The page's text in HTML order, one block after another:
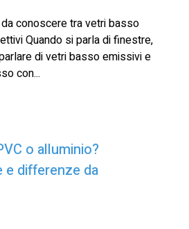
conoscere tra vetri basso
Quando si parla di finestre,
di vetri basso emissivi e
con...
o alluminio?
differenze da